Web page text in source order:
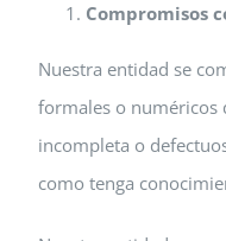
Compromisos
Nuestra entidad se
formales o numéricos
incompleta o
como tenga